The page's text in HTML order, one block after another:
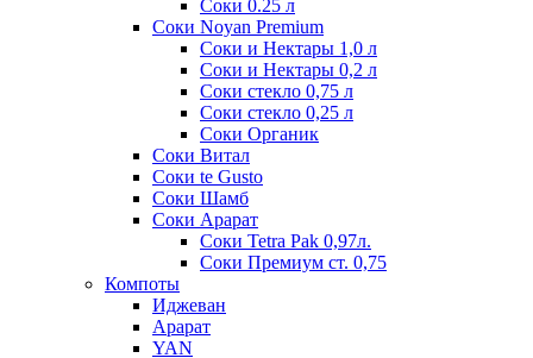
Соки 0.25 л
Соки Noyan Premium
Соки и Нектары 1,0 л
Соки и Нектары 0,2 л
Соки стекло 0,75 л
Соки стекло 0,25 л
Соки Органик
Соки Витал
Соки te Gusto
Соки Шамб
Соки Арарат
Соки Tetra Pak 0,97л.
Соки Премиум ст. 0,75
Компоты
Иджеван
Арарат
YAN